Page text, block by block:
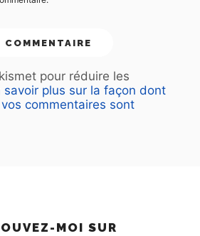
pour réduire les
savoir plus sur la façon dont
commentaires sont
MOI SUR